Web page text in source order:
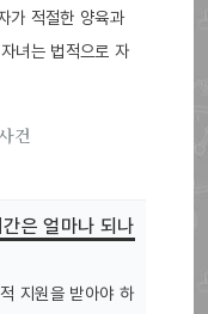
가 적절한 양육과
녀는 법적으로 자
건
은 얼마나 되나
지원을 받아야 하